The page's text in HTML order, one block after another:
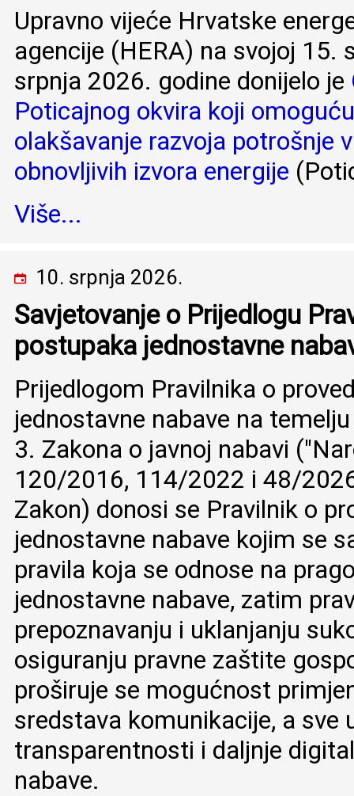
Upravno vijeće Hrvatske
agencije (HERA) na svojoj 15.
srpnja 2026. godine donijelo je
Poticajnog okvira koji
olakšavanje razvoja potrošnje
obnovljivih izvora energije
Više...
10. srpnja 2026.
Savjetovanje o Prijedlogu
postupaka jednostavne
Prijedlogom Pravilnika o
jednostavne nabave na
3. Zakona o javnoj nabavi
120/2016, 114/2022 i 48/
Zakon) donosi se Pravilnik o
jednostavne nabave kojim se
pravila koja se odnose na
jednostavne nabave, zatim
prepoznavanju i uklanjanju
osiguranju pravne zaštite
proširuje se mogućnost
sredstava komunikacije, a sve
transparentnosti i daljnje
nabave.